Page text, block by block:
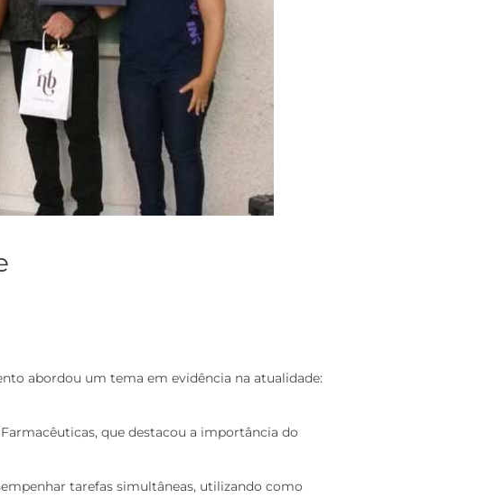
abordou um tema em evidência na atualidade:
que destacou a importância do
tarefas simultâneas, utilizando como